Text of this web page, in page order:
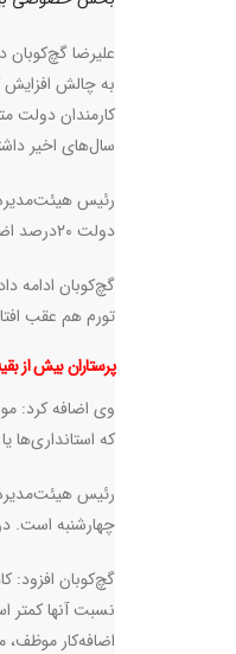
علیرضا گچ‌کوبان
به چالش افزایش
کارمندان دولت
سال‌های اخیر
دولت ۲۰درصد اضافه شد، به‌اضافه مبلغی به اسم فوق‌العاده خاص؛ ولی متاسفانه همین مبلغ هم الان در فروردین و اردیبهشت مستهلک شده است.
گچ‌کوبان ادامه
تورم هم عقب
پرستاران بیش از
وی اضافه کرد:
که استانداری‌ها یا دولت
چهارشنبه است. در عمل کارمندان ادارات ۲۵ ساعت در هفته کار
نسبت آنها کمتر
اضافه‌کار